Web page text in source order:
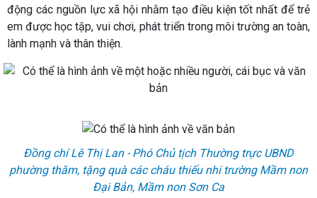
động các nguồn lực xã hội nhằm tạo điều kiện tốt nhất để trẻ
em được học tập, vui chơi, phát triển trong môi trường an toàn,
lành mạnh và thân thiện.
Đồng chí Lê Thị Lan - Phó Chủ tịch Thường trực UBND
phường thăm, tặng quà các cháu thiếu nhi trường Mầm non
Đại Bản, Mầm non Sơn Ca